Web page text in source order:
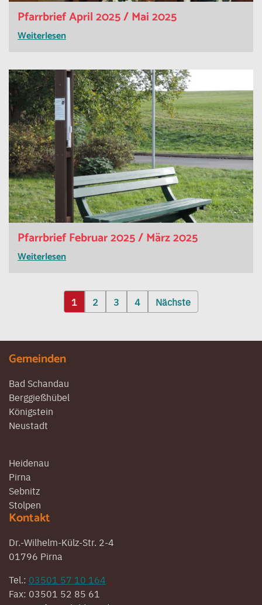
Pfarrbrief April 2025 / Mai 2025
Weiterlesen
Pfarrbrief Februar 2025 / März 2025
Weiterlesen
Seitennummerierung
der
Beiträge
1 2 3 4 Nächste
Gemeinden
Bad Schandau
Berggießhübel
Königstein
Neustadt
Heidenau
Pirna
Sebnitz
Stolpen
Kontakt
Dr.-Wilhelm-Külz-Str. 2-4
01796 Pirna
Tel.: 03501 57 10 164
Fax: 03501 52 85 61